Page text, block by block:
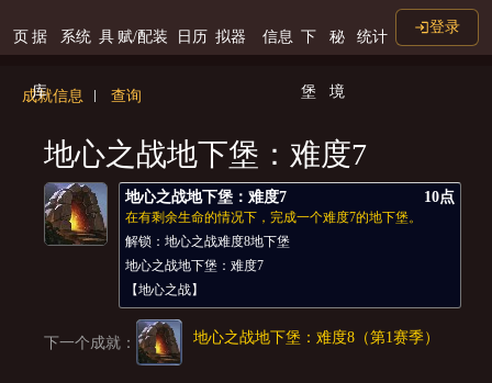
页 据
库
系统 具 赋/配装 日历 拟器 信息 下
堡
秘
境
统计
登录
成就信息 查询
地心之战地下堡：难度7
地心之战地下堡：难度7 10点
在有剩余生命的情况下，完成一个难度7的地下堡。
解锁：地心之战难度8地下堡
地心之战地下堡：难度7
【地心之战】
下一个成就： 地心之战地下堡：难度8（第1赛季）